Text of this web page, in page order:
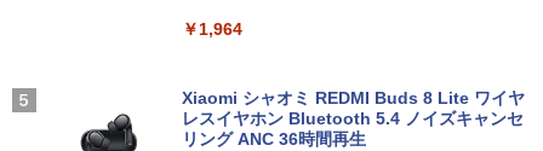
￥1,964
Xiaomi シャオミ REDMI Buds 8 Lite ワイヤ
レスイヤホン Bluetooth 5.4 ノイズキャンセ
リング ANC 36時間再生